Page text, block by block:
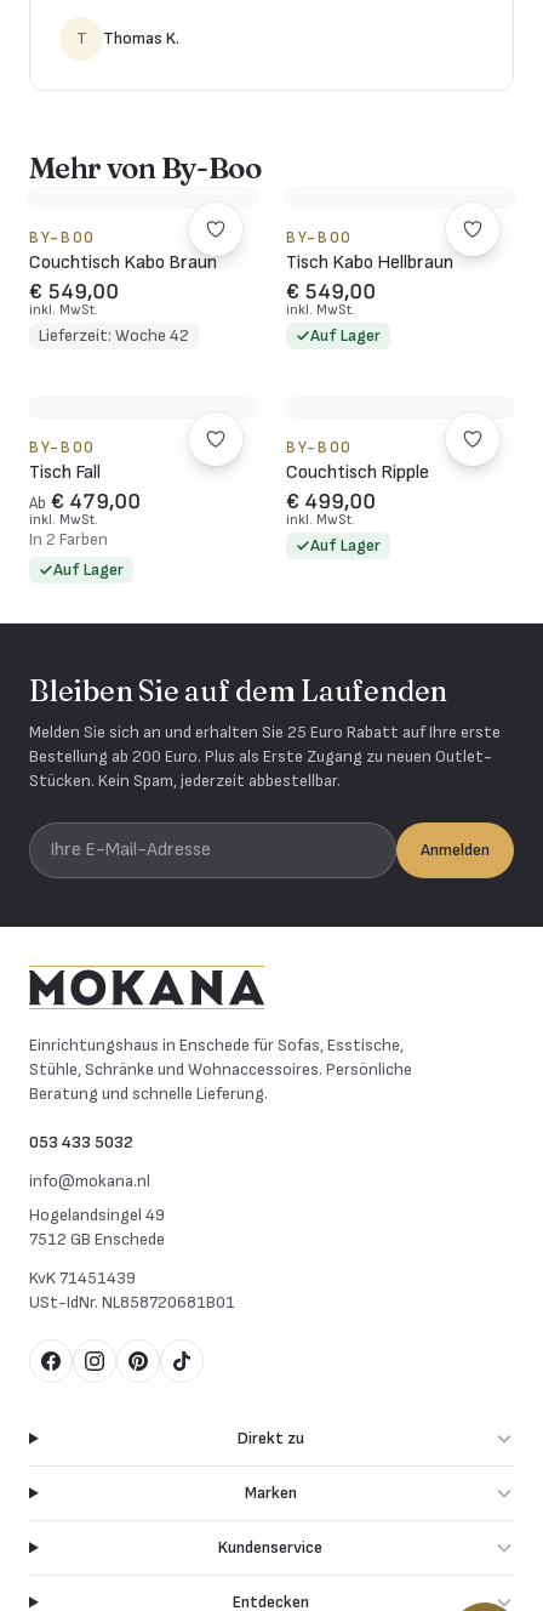
T Thomas K.
Mehr von By-Boo
BY-BOO
Couchtisch Kabo Braun
€ 549,00
inkl. MwSt.
Lieferzeit: Woche 42
BY-BOO
Tisch Kabo Hellbraun
€ 549,00
inkl. MwSt.
Auf Lager
BY-BOO
Tisch Fall
Ab € 479,00
inkl. MwSt.
In 2 Farben
Auf Lager
BY-BOO
Couchtisch Ripple
€ 499,00
inkl. MwSt.
Auf Lager
Bleiben Sie auf dem Laufenden
Melden Sie sich an und erhalten Sie 25 Euro Rabatt auf Ihre erste
Bestellung ab 200 Euro. Plus als Erste Zugang zu neuen Outlet-
Stücken. Kein Spam, jederzeit abbestellbar.
Ihre E-Mail-Adresse
Anmelden
Einrichtungshaus in Enschede für Sofas, Esstische,
Stühle, Schränke und Wohnaccessoires. Persönliche
Beratung und schnelle Lieferung.
053 433 5032
info@mokana.nl
Hogelandsingel 49
7512 GB Enschede
KvK71451439
USt-IdNr. NL858720681B01
FacebookInstagram
Pinterest
TikTok
Direkt zu
Marken
Kundenservice
Entdecken